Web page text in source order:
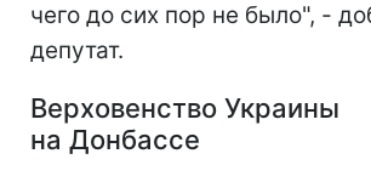
чего до сих пор не было", -
депутат.
Верховенство Украины
на Донбассе